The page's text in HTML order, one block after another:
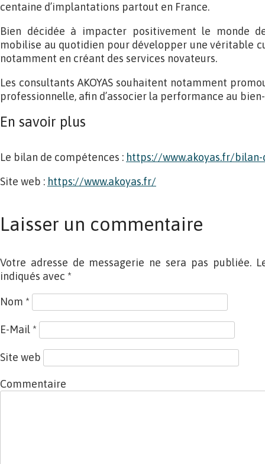
centaine d’implantations partout en France.
Bien décidée à impacter positivement le monde
mobilise au quotidien pour développer une véritable
notamment en créant des services novateurs.
Les consultants AKOYAS souhaitent notamment
professionnelle, afin d’associer la performance au
En savoir plus
Le bilan de compétences : https://www.akoyas.fr/
Site web : https://www.akoyas.fr/
Laisser un commentaire
Votre adresse de messagerie ne sera pas publiée.
indiqués avec *
Nom *
E-Mail *
Site web
Commentaire